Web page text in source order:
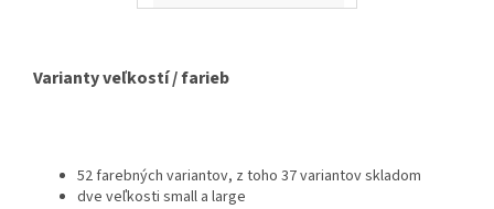
Varianty veľkostí / farieb
52 farebných variantov, z toho 37 variantov skladom
dve veľkosti small a large